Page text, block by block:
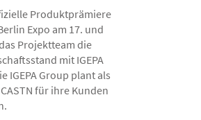
Produktprämiere
Expo am 17. und
Projektteam die
mit IGEPA
IGEPA Group plant als
für ihre Kunden